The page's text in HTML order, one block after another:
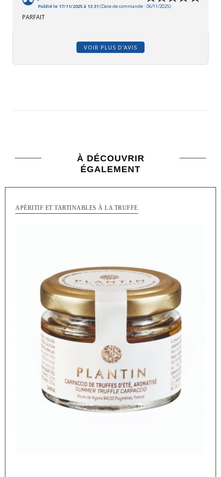
Publié le 17/11/2025 à 13:31 (Date de commande : 06/11/2025)
PARFAIT
VOIR PLUS D'AVIS
À DÉCOUVRIR
ÉGALEMENT
APÉRITIF ET TARTINABLES À LA TRUFFE